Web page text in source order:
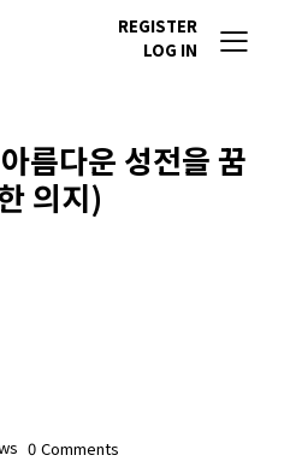
REGISTER
LOG IN
름다운 성전을 꿈
의지)
0 Comments